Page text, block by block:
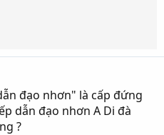
đạo nhơn" là cấp đứng
dẫn đạo nhơn A Di đà
?